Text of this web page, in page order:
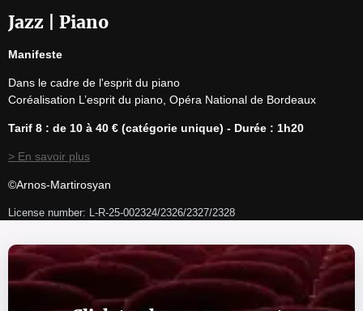
Jazz | Piano
Manifeste
Dans le cadre de l'esprit du piano
Coréalisation L’esprit du piano, Opéra National de Bordeaux
Tarif 8 : de 10 à 40 € (catégorie unique) - Durée : 1h20
> En savoir plus
©Arnos-Martirosyan
License number: L-R-25-002324/2326/2327/2328